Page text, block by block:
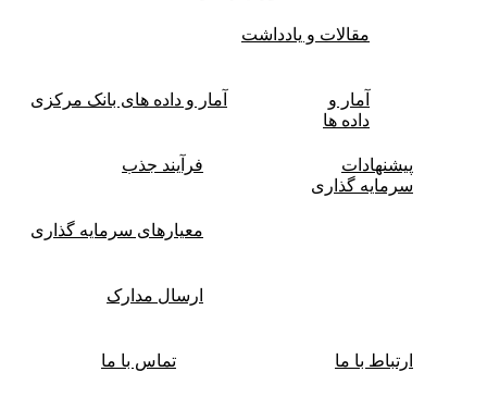
مقالات و یادداشت
آمار و
داده ها
آمار و داده های بانک مرکزی
پیشنهادات
سرمایه گذاری
فرآیند جذب
معیارهای سرمایه گذاری
ارسال مدارک
ارتباط با ما تماس با ما